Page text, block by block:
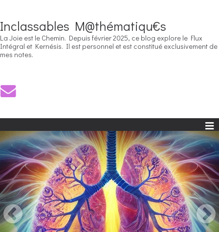
Inclassables M@thématiqu€s
La Joie est le Chemin. Depuis février 2025, ce blog explore le Flux
Intégral et Kernésis. Il est personnel et est constitué exclusivement de
mes notes.